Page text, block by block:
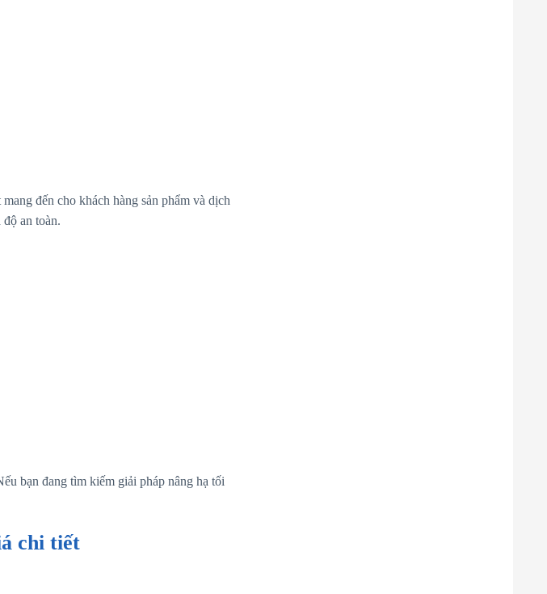
đến cho khách hàng sản phẩm và dịch
an toàn.
bạn đang tìm kiếm giải pháp nâng hạ tối
chi tiết